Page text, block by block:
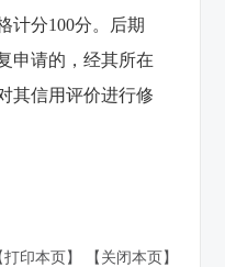
计分100分。后期
申请的，经其所在
其信用评价进行修
打印本页】 【关闭本页】